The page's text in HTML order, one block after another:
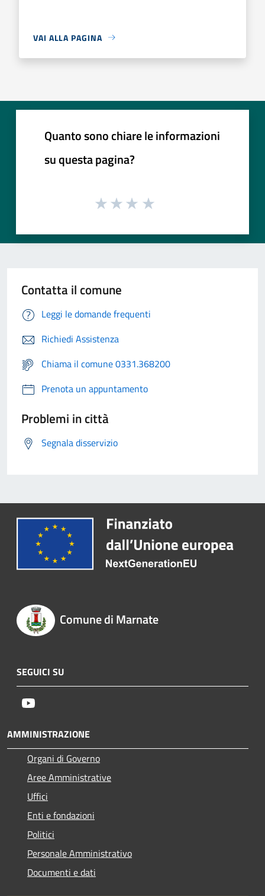
VAI ALLA PAGINA
Quanto sono chiare le informazioni
su questa pagina?
Contatta il comune
Leggi le domande frequenti
Richiedi Assistenza
Chiama il comune 0331.368200
Prenota un appuntamento
Problemi in città
Segnala disservizio
Comune di Marnate
SEGUICI SU
AMMINISTRAZIONE
Organi di Governo
Aree Amministrative
Uffici
Enti e fondazioni
Politici
Personale Amministrativo
Documenti e dati